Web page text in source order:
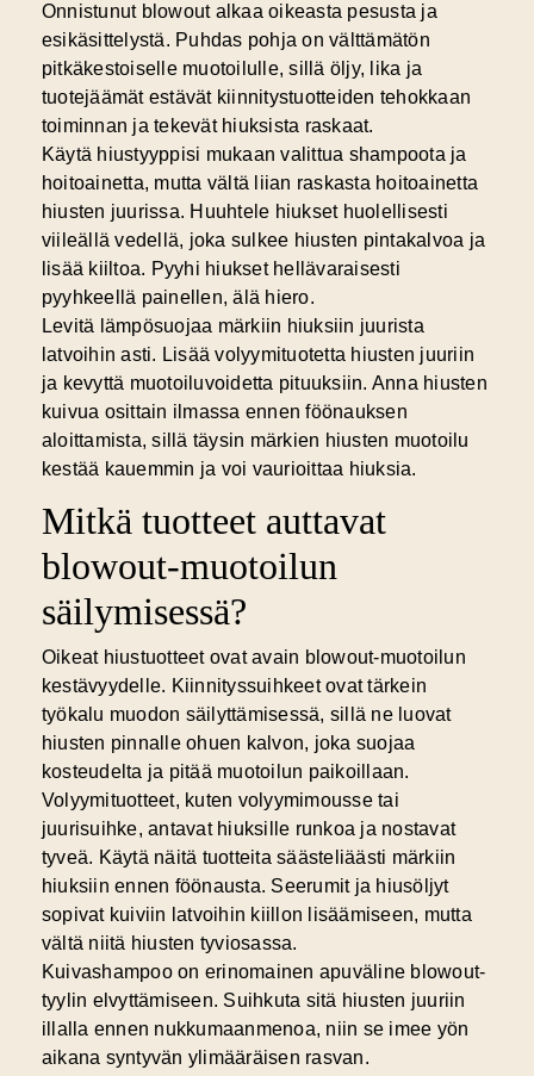
Onnistunut blowout alkaa oikeasta pesusta ja
esikäsittelystä. Puhdas pohja on välttämätön
pitkäkestoiselle muotoilulle, sillä öljy, lika ja
tuotejäämät estävät kiinnitystuotteiden tehokkaan
toiminnan ja tekevät hiuksista raskaat.
Käytä hiustyyppisi mukaan valittua shampoota ja
hoitoainetta, mutta vältä liian raskasta hoitoainetta
hiusten juurissa. Huuhtele hiukset huolellisesti
viileällä vedellä, joka sulkee hiusten pintakalvoa ja
lisää kiiltoa. Pyyhi hiukset hellävaraisesti
pyyhkeellä painellen, älä hiero.
Levitä lämpösuojaa märkiin hiuksiin juurista
latvoihin asti. Lisää volyymituotetta hiusten juuriin
ja kevyttä muotoiluvoidetta pituuksiin. Anna hiusten
kuivua osittain ilmassa ennen föönauksen
aloittamista, sillä täysin märkien hiusten muotoilu
kestää kauemmin ja voi vaurioittaa hiuksia.
Mitkä tuotteet auttavat
blowout-muotoilun
säilymisessä?
Oikeat hiustuotteet ovat avain blowout-muotoilun
kestävyydelle. Kiinnityssuihkeetovat tärkein
työkalu muodon säilyttämisessä, sillä ne luovat
hiusten pinnalle ohuen kalvon, joka suojaa
kosteudelta ja pitää muotoilun paikoillaan.
Volyymituotteet, kuten volyymimousse tai
juurisuihke, antavat hiuksille runkoa ja nostavat
tyveä. Käytä näitä tuotteita säästeliäästi märkiin
hiuksiin ennen föönausta. Seerumit ja hiusöljyt
sopivat kuiviin latvoihin kiillon lisäämiseen, mutta
vältä niitä hiusten tyviosassa.
Kuivashampoo on erinomainen apuväline blowout-
tyylin elvyttämiseen. Suihkuta sitä hiusten juuriin
illalla ennen nukkumaanmenoa, niin se imee yön
aikana syntyvän ylimääräisen rasvan.